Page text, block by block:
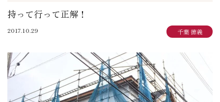
持って行って正解！
2017.10.29 千葉 徳義